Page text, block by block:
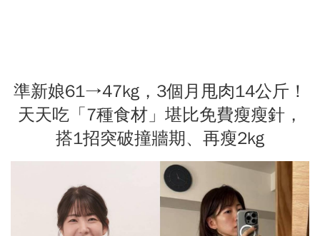
準新娘61→47kg，3個月甩肉14公斤！
天天吃「7種食材」堪比免費瘦瘦針，
搭1招突破撞牆期、再瘦2kg